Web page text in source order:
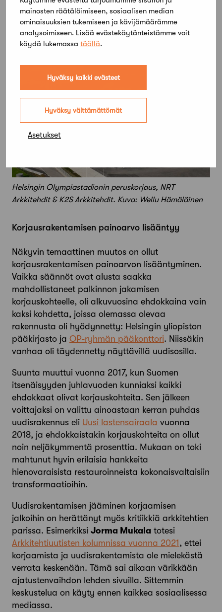
mainosten räätälöimiseen, sosiaalisen median
ominaisuuksien tukemiseen ja kävijämäärämme
analysoimiseen. Lisää evästekäytänteistämme voit
käydä lukemassa täällä.
Hyväksy kaikki evästeet
Hyväksy välttämättömät
Asetukset
matkojen järjestäminen”, Mahla­mäki selittää.
Helsingin Olympiastadionin peruskorjaus, NRT
Arkkitehdit & K2S Arkkitehdit. Kuva: Wellu Hämäläinen
Korjausrakentamisen painoarvo lisääntyy
Näkyvin temaattinen muutos on ollut
korjausrakentamisen painoarvon lisääntyminen.
Vaikka säännöt ovat alusta saakka
mahdollistaneet palkinnon jakamisen
korjauskohteelle, oli alkuvuosina ehdokkaina vain
kaksi kohdetta, joissa olemassa olevaa
rakennusta oli hyödynnetty: Helsingin yliopiston
pää­kirjasto ja OP-ryhmän pääkonttori. Niissäkin
vanhaa oli täydennetty näyttävillä uudisosilla.
Suunta muuttui vuonna 2017, kun Suomen
itsenäisyyden juhlavuoden kunniaksi kaikki
ehdokkaat olivat korjauskohteita. Sen jälkeen
voittajaksi on valittu ainoastaan kerran puhdas
uudisrakennus eli Uusi lastensairaala vuonna
2018, ja ehdokkaistakin korjauskohteita on ollut
noin neljäkymmentä prosenttia. Mukaan on toki
mahtunut hyvin erilaisia hankkeita
hienovaraisista restauroinneista kokonaisvaltaisiin
transformaatioihin.
Uudisrakentamisen jääminen korjaamisen
jalkoihin on herättänyt myös kritiikkiä arkkitehtien
parissa. Esimerkiksi Jorma Mukala totesi
Arkkitehtiuutisten kolumnissa vuonna 2021 , ettei
korjaamista ja uudisrakentamista ole mielekästä
verrata keskenään. Tämä sai aikaan värikkään
ajatustenvaihdon lehden sivuilla. Sittemmin
keskustelua on käyty ennen kaikkea sosiaalisessa
mediassa.